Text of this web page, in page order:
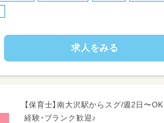
★小規模園なので、子どもた
「今日のお給食おいしかった
求人をみる
【保育士】南大沢駅からスグ/週2日〜
経験・ブランク歓迎♪